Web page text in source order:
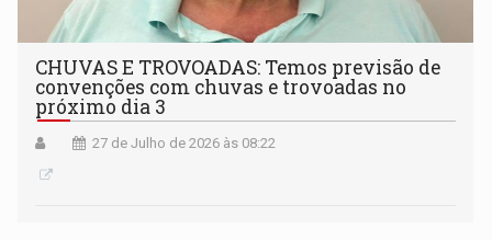
CHUVAS E TROVOADAS: Temos previsão de
convenções com chuvas e trovoadas no
próximo dia 3
27 de Julho de 2026 às 08:22